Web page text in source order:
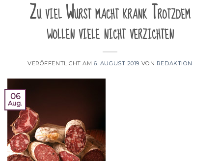
Zu viel Wurst macht krank Trotzdem
wollen viele nicht verzichten
VERÖFFENTLICHT AM6. AUGUST 2019 VON REDAKTION
06
Aug.